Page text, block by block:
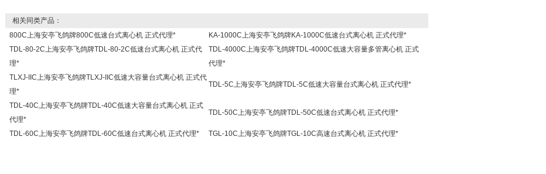
相关同类产品：
800C上海安亭飞鸽牌800C低速台式离心机 正式代理*
KA-1000C上海安亭飞鸽牌KA-1000C低速台式离心机 正式代理*
TDL-80-2C上海安亭飞鸽牌TDL-80-2C低速台式离心机 正式代
理*
TDL-4000C上海安亭飞鸽牌TDL-4000C低速大容量多管离心机 正式
代理*
TLXJ-IIC上海安亭飞鸽牌TLXJ-IIC低速大容量台式离心机 正式代
理*
TDL-5C上海安亭飞鸽牌TDL-5C低速大容量台式离心机 正式代理*
TDL-40C上海安亭飞鸽牌TDL-40C低速大容量台式离心机 正式
代理*
TDL-50C上海安亭飞鸽牌TDL-50C低速台式离心机 正式代理*
TDL-60C上海安亭飞鸽牌TDL-60C低速台式离心机 正式代理* TGL-10C上海安亭飞鸽牌TGL-10C高速台式离心机 正式代理*